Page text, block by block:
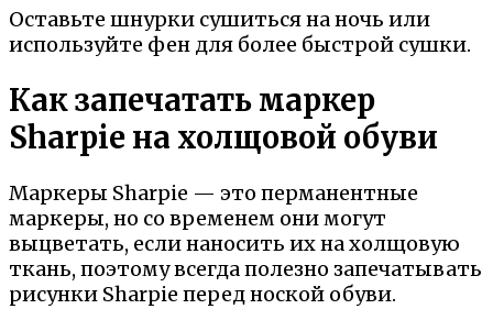
Оставьте шнурки сушиться на ночь или
используйте фен для более быстрой сушки.
Как запечатать маркер
Sharpie на холщовой обуви
Маркеры Sharpie — это перманентные
маркеры, но со временем они могут
выцветать, если наносить их на холщовую
ткань, поэтому всегда полезно запечатывать
рисунки Sharpie перед ноской обуви.